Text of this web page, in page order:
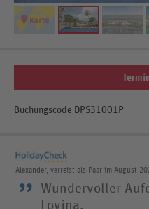
Buchungscode DPS31001P
Alexander, verreist als Paar im August
”
Wundervoller
Lovina.